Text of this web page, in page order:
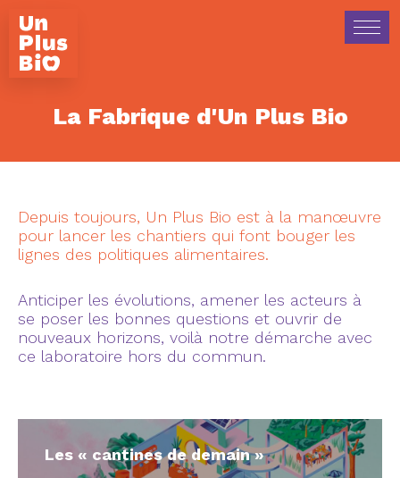
La Fabrique d'Un Plus Bio
Depuis toujours, Un Plus Bio est à la manœuvre
pour lancer les chantiers qui font bouger les
lignes des politiques alimentaires.
Anticiper les évolutions, amener les acteurs à
se poser les bonnes questions et ouvrir de
nouveaux horizons, voilà notre démarche avec
ce laboratoire hors du commun.
Les « cantines de demain »